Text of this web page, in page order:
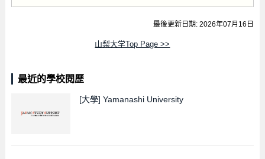
最後更新日期: 2026年07月16日
山梨大学Top Page >>
最近的學校閱歷
[大學] Yamanashi University